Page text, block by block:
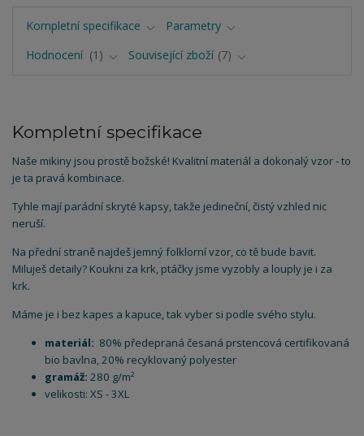
Kompletní specifikace
Parametry
Hodnocení
1 Související zboží 7
Kompletní specifikace
Naše mikiny jsou prostě božské! Kvalitní materiál a dokonalý vzor - to
je ta pravá kombinace.
Tyhle mají parádní skryté kapsy, takže jedineční, čistý vzhled nic
neruší.
Na přední straně najdeš jemný folklorní vzor, co tě bude bavit.
Miluješ detaily? Koukni za krk, ptáčky jsme vyzobly a louply je i za
krk.
Máme je i bez kapes a kapuce, tak vyber si podle svého stylu.
materiál: 80% předepraná česaná prstencová certifikovaná
bio bavlna, 20% recyklovaný polyester
gramáž: 280 g/m²
velikosti: XS - 3XL